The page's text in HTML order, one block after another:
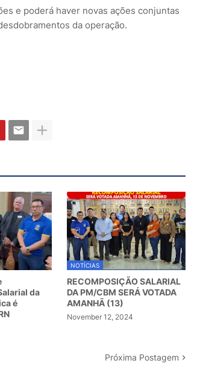
e poderá haver novas ações conjuntas
da operação.
da
é
NOTÍCIAS
RECOMPOSIÇÃO SALARIAL
DA PM/CBM SERÁ VOTADA
AMANHÃ (13)
November 12, 2024
Próxima Postagem